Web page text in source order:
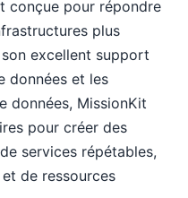
conçue pour répondre
plus
excellent support
données et les
données, MissionKit
pour créer des
services répétables,
de ressources